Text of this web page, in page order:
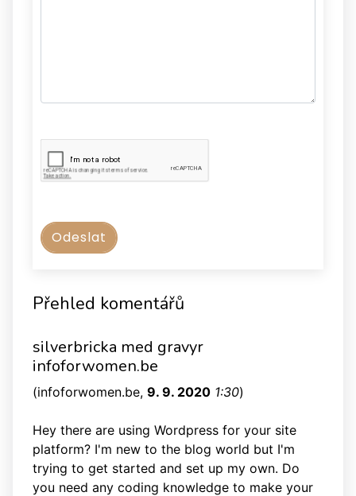
Přehled komentářů
silverbricka med gravyr
infoforwomen.be
(infoforwomen.be, 9. 9. 2020 1:30)
Hey there are using Wordpress for your site
platform? I'm new to the blog world but I'm
trying to get started and set up my own. Do
you need any coding knowledge to make your